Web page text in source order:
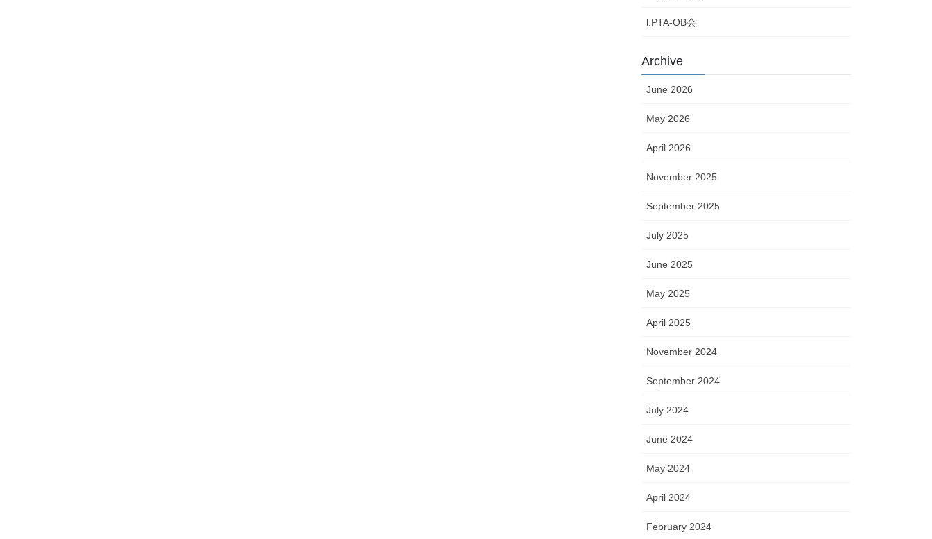
l.PTA-OB会
Archive
June 2026
May 2026
April 2026
November 2025
September 2025
July 2025
June 2025
May 2025
April 2025
November 2024
September 2024
July 2024
June 2024
May 2024
April 2024
February 2024